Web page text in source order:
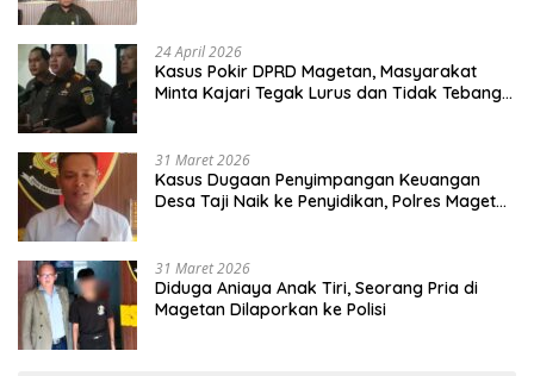
24 April 2026
Kasus Pokir DPRD Magetan, Masyarakat
Minta Kajari Tegak Lurus dan Tidak Tebang
31 Maret 2026
Kasus Dugaan Penyimpangan Keuangan
Desa Taji Naik ke Penyidikan, Polres Magetan
31 Maret 2026
Diduga Aniaya Anak Tiri, Seorang Pria di
Magetan Dilaporkan ke Polisi